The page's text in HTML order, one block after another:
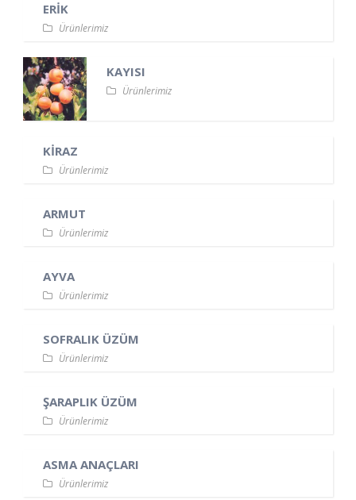
ERİK
Ürünlerimiz
KAYISI
Ürünlerimiz
KİRAZ
Ürünlerimiz
ARMUT
Ürünlerimiz
AYVA
Ürünlerimiz
SOFRALIK ÜZÜM
Ürünlerimiz
ŞARAPLIK ÜZÜM
Ürünlerimiz
ASMA ANAÇLARI
Ürünlerimiz